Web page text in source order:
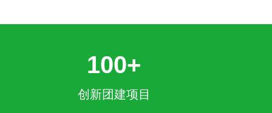
100+
创新团建项目